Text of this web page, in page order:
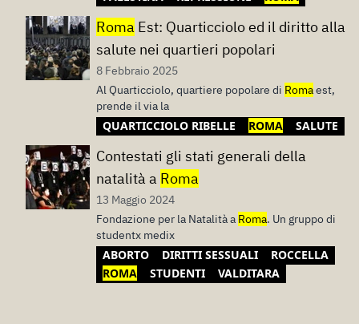
Roma Est: Quarticciolo ed il diritto alla
salute nei quartieri popolari
8 Febbraio 2025
Al Quarticciolo, quartiere popolare di Romaest,
prende il via la
QUARTICCIOLO RIBELLE ROMA SALUTE
Contestati gli stati generali della
natalità a Roma
13 Maggio 2024
Fondazione per la Natalità a Roma. Un gruppo di
studentx medix
ABORTO DIRITTI SESSUALI
ROCCELLA
ROMA
STUDENTI VALDITARA